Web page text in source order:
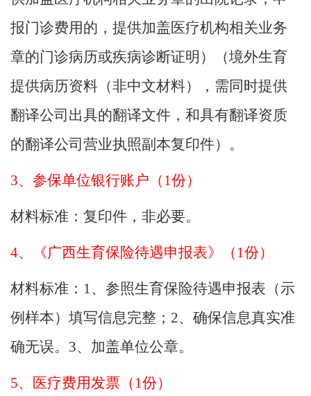
报门诊费用的，提供加盖医疗机构相关业务
章的门诊病历或疾病诊断证明）（境外生育
提供病历资料（非中文材料），需同时提供
翻译公司出具的翻译文件，和具有翻译资质
的翻译公司营业执照副本复印件）。
3、参保单位银行账户（1份）
材料标准： 复印件，非必要。
4、《广西生育保险待遇申报表》（1份）
材料标准： 1、参照生育保险待遇申报表（示
例样本）填写信息完整；2、确保信息真实准
确无误。3、加盖单位公章。
5、医疗费用发票（1份）